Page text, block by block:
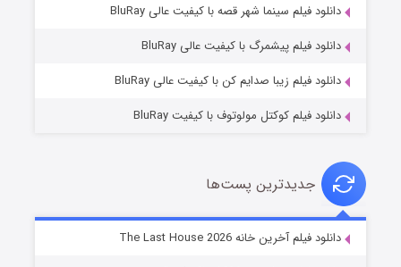
شوگر فصل ۲
دانلود فیلم سینما شهر قصه با کیفیت عالی BluRay
دانلود فیلم پیشمرگ با کیفیت عالی BluRay
دانلود فیلم زیبا صدایم کن با کیفیت عالی BluRay
دانلود فیلم کوکتل مولوتوف با کیفیت BluRay
جدیدترین پست‌ها
دانلود فیلم آخرین خانه The Last House 2026